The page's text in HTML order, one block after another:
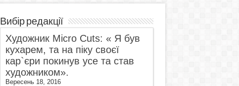
Вибір редакції
Художник Micro Cuts: « Я був
кухарем, та на піку своєї
кар`єри покинув усе та став
художником».
Вересень 18, 2016